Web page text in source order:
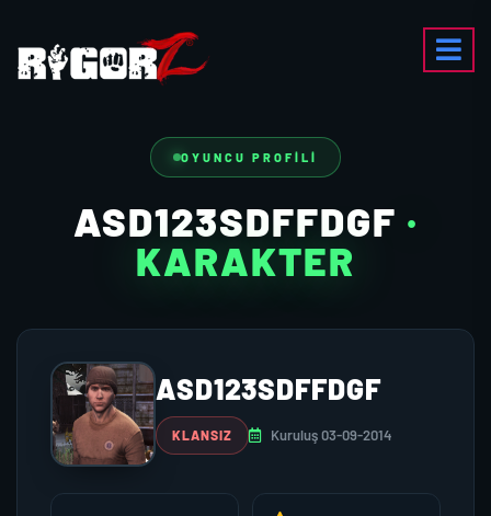
OYUNCU PROFILI
ASD123SDFFDGF ·
KARAKTER
ASD123SDFFDGF
KLANSIZ Kuruluş 03-09-2014